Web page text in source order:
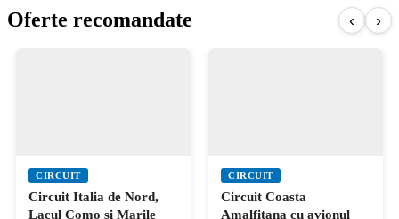
Oferte recomandate ‹ ›
CIRCUIT
Circuit Italia de Nord,
Lacul Como si Marile
CIRCUIT
Circuit Coasta
Amalfitana cu avionul